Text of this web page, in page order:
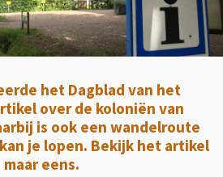
het Dagblad van het
over de koloniën van
is ook een wandelroute
je lopen. Bekijk het artikel
maar eens.